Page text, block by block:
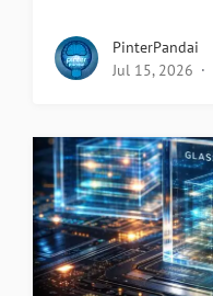
PinterPandai
Jul 15, 2026